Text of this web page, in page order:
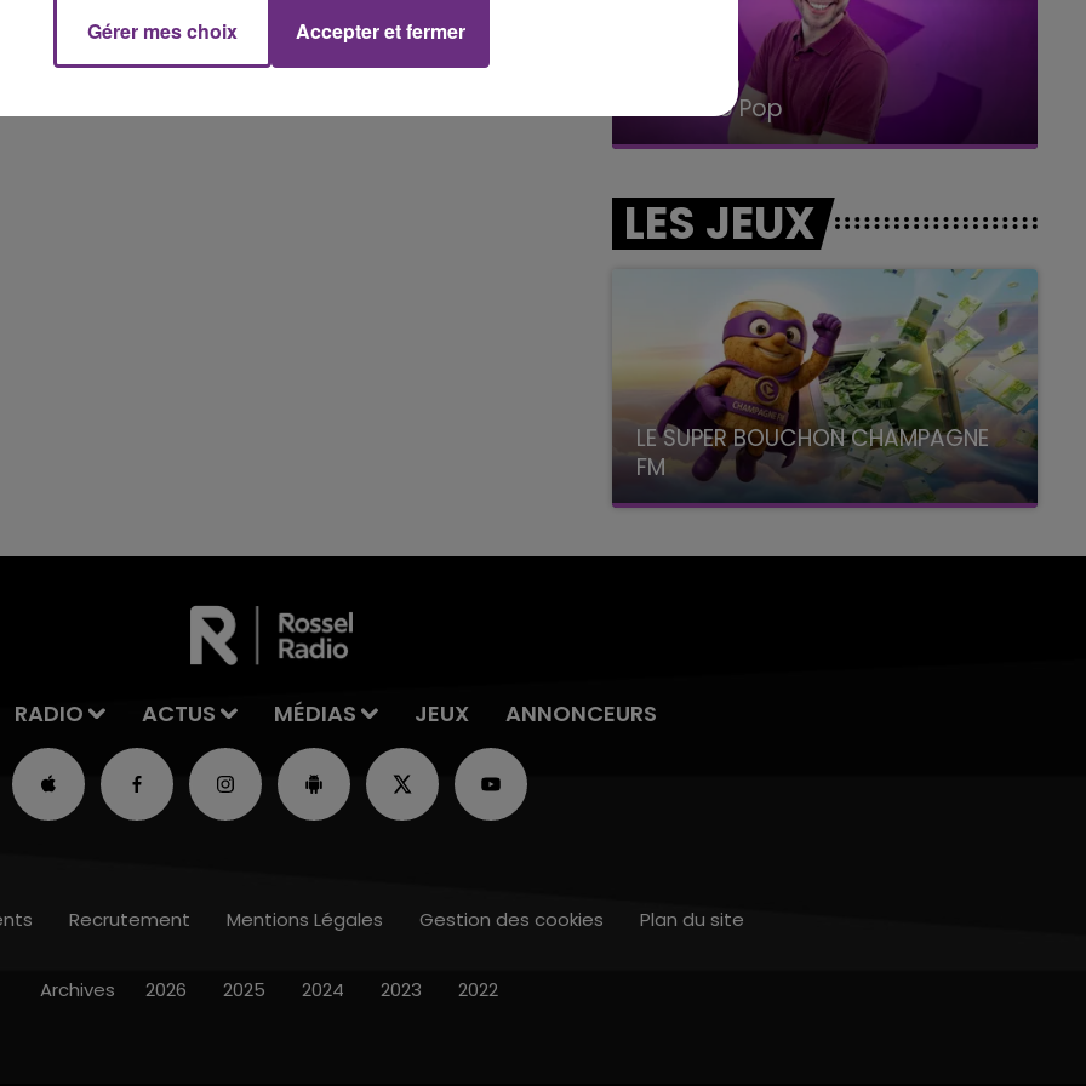
LE TICKET DE CAISSE
14h00 - 15h00
La Radio Pop
LES JEUX
LE SUPER BOUCHON CHAMPAGNE
FM
avec La Famille Champagne FM, à 8H10
RADIO ACTUS MÉDIAS JEUX ANNONCEURS
Recrutement Mentions Légales Gestion des cookies Plan du site
Archives 2026 2025 2024 2023 2022
Gérer mes choix Accepter et fermer